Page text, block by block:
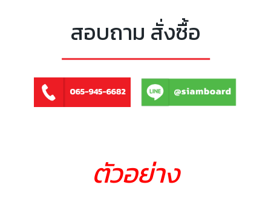
สอบถาม สั่งซื้อ
ตัวอย่าง